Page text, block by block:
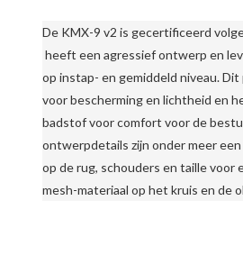
De KMX-9 v2 is gecertificeerd
heeft een agressief ontwerp en
op instap- en gemiddeld niveau.
voor bescherming en lichtheid en
badstof voor comfort voor de
ontwerpdetails zijn onder meer
op de rug, schouders en taille voor
mesh-materiaal op het kruis en de